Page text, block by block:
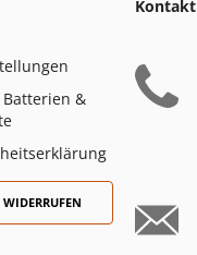
&
WIDERRUFEN
Kontakt